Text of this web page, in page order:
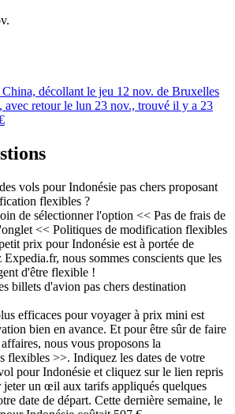
décollant le jeu 12 nov. de Bruxelles
avec retour le lun 23 nov., trouvé il y a 23
vols pour Indonésie pas chers proposant
flexibles ?
de sélectionner l'option << Pas de frais de
<< Politiques de modification flexibles
prix pour Indonésie est à portée de
Expedia.fr, nous sommes conscients que les
d'être flexible !
billets d'avion pas chers destination
efficaces pour voyager à prix mini est
bien en avance. Et pour être sûr de faire
nous vous proposons la
flexibles >>. Indiquez les dates de votre
pour Indonésie et cliquez sur le lien repris
jeter un œil aux tarifs appliqués quelques
date de départ. Cette dernière semaine, le